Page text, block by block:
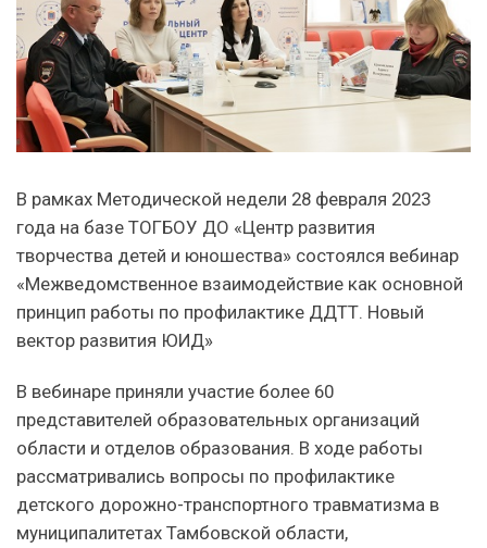
В рамках Методической недели 28 февраля 2023
года на базе ТОГБОУ ДО «Центр развития
творчества детей и юношества» состоялся вебинар
«Межведомственное взаимодействие как основной
принцип работы по профилактике ДДТТ. Новый
вектор развития ЮИД»
В вебинаре приняли участие более 60
представителей образовательных организаций
области и отделов образования. В ходе работы
рассматривались вопросы по профилактике
детского дорожно-транспортного травматизма в
муниципалитетах Тамбовской области,